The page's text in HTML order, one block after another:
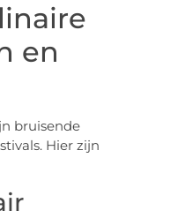
en
bruisende
Hier zijn